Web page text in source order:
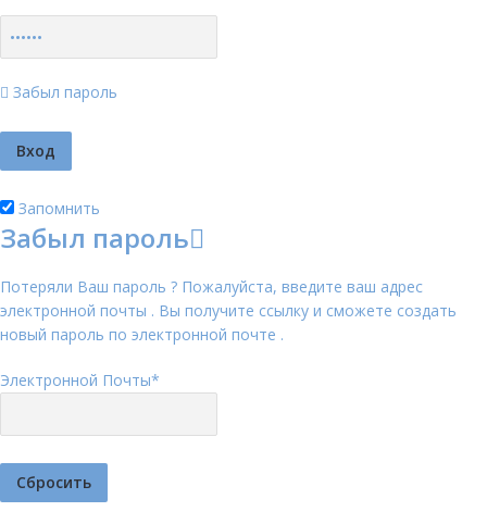
Забыл пароль
Запомнить
Забыл пароль
Потеряли Ваш пароль ? Пожалуйста, введите ваш адрес
электронной почты . Вы получите ссылку и сможете создать
новый пароль по электронной почте .
Электронной Почты*